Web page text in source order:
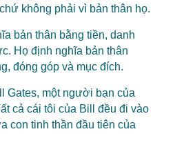
không phải vì bản thân họ.
bản thân bằng tiền, danh
Họ định nghĩa bản thân
đóng góp và mục đích.
Gates, một người bạn của
cả cái tôi của Bill đều đi vào
con tinh thần đầu tiên của